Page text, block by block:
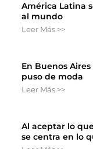
América Latina
al mundo
Leer Más >>
En Buenos
puso de moda
Leer Más >>
Al aceptar lo
se centra en lo